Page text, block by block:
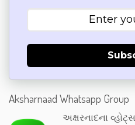
Aksharnaad Whatsapp Group
અક્ષરનાદના